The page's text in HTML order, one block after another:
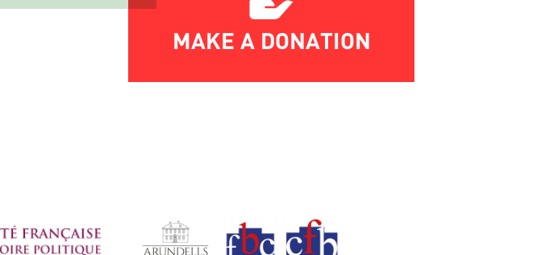
MAKE A DONATION